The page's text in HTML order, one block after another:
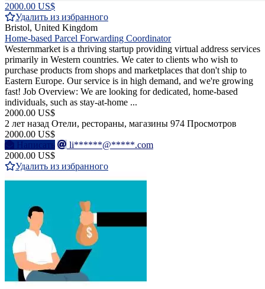
2000.00 US$
Удалить из избранного
Bristol, United Kingdom
Home-based Parcel Forwarding Coordinator
Westernmarket is a thriving startup providing virtual address services
primarily in Western countries. We cater to clients who wish to
purchase products from shops and marketplaces that don't ship to
Eastern Europe. Our service is in high demand, and we're growing
fast! Job Overview: We are looking for dedicated, home-based
individuals, such as stay-at-home ...
2000.00 US$
2 лет назад Отели, рестораны, магазины 974 Просмотров
2000.00 US$
Написать
li******@*****.com
2000.00 US$
Удалить из избранного